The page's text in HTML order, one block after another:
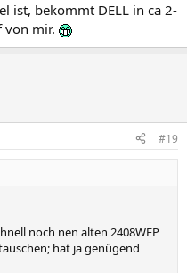
ist, bekommt DELL in ca 2-
von mir.
#19
noch nen alten 2408WFP
hat ja genügend